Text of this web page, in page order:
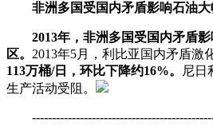
非洲多国受国内矛盾影响石油
2013年，非洲多国受国内矛盾
区。 2013年5月，利比亚国内矛盾激
113万桶/日，环比下降约16%。
尼日
生产活动受阻。